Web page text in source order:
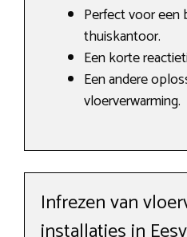
Perfect voor een
thuiskantoor.
Een korte
Een andere
vloerverwarming.
Infrezen van